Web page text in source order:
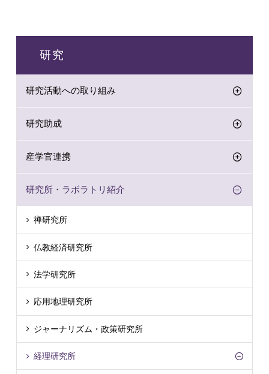
研究
研究活動への取り組み
研究助成
産学官連携
研究所・ラボラトリ紹介
禅研究所
仏教経済研究所
法学研究所
応用地理研究所
ジャーナリズム・政策研究所
経理研究所